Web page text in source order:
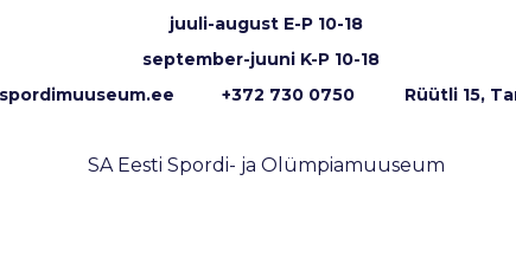
juuli-august E-P 10-18
september-juuni K-P 10-18
+372 730 0750 Rüütli 15,
SA Eesti Spordi- ja Olümpiamuuseum